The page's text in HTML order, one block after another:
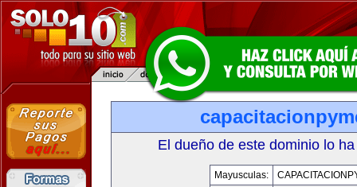
El dueño de este dominio lo
Mayusculas: